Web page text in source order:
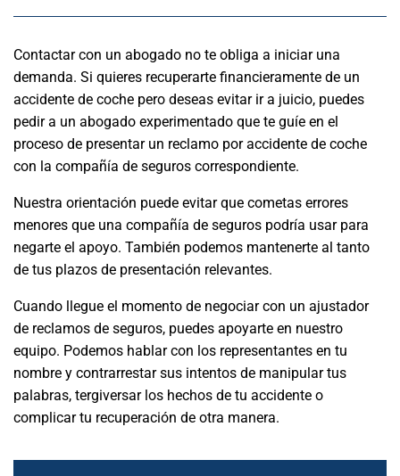
Contactar con un abogado no te obliga a iniciar una
demanda. Si quieres recuperarte financieramente de un
accidente de coche pero deseas evitar ir a juicio, puedes
pedir a un abogado experimentado que te guíe en el
proceso de presentar un reclamo por accidente de coche
con la compañía de seguros correspondiente.
Nuestra orientación puede evitar que cometas errores
menores que una compañía de seguros podría usar para
negarte el apoyo. También podemos mantenerte al tanto
de tus plazos de presentación relevantes.
Cuando llegue el momento de negociar con un ajustador
de reclamos de seguros, puedes apoyarte en nuestro
equipo. Podemos hablar con los representantes en tu
nombre y contrarrestar sus intentos de manipular tus
palabras, tergiversar los hechos de tu accidente o
complicar tu recuperación de otra manera.